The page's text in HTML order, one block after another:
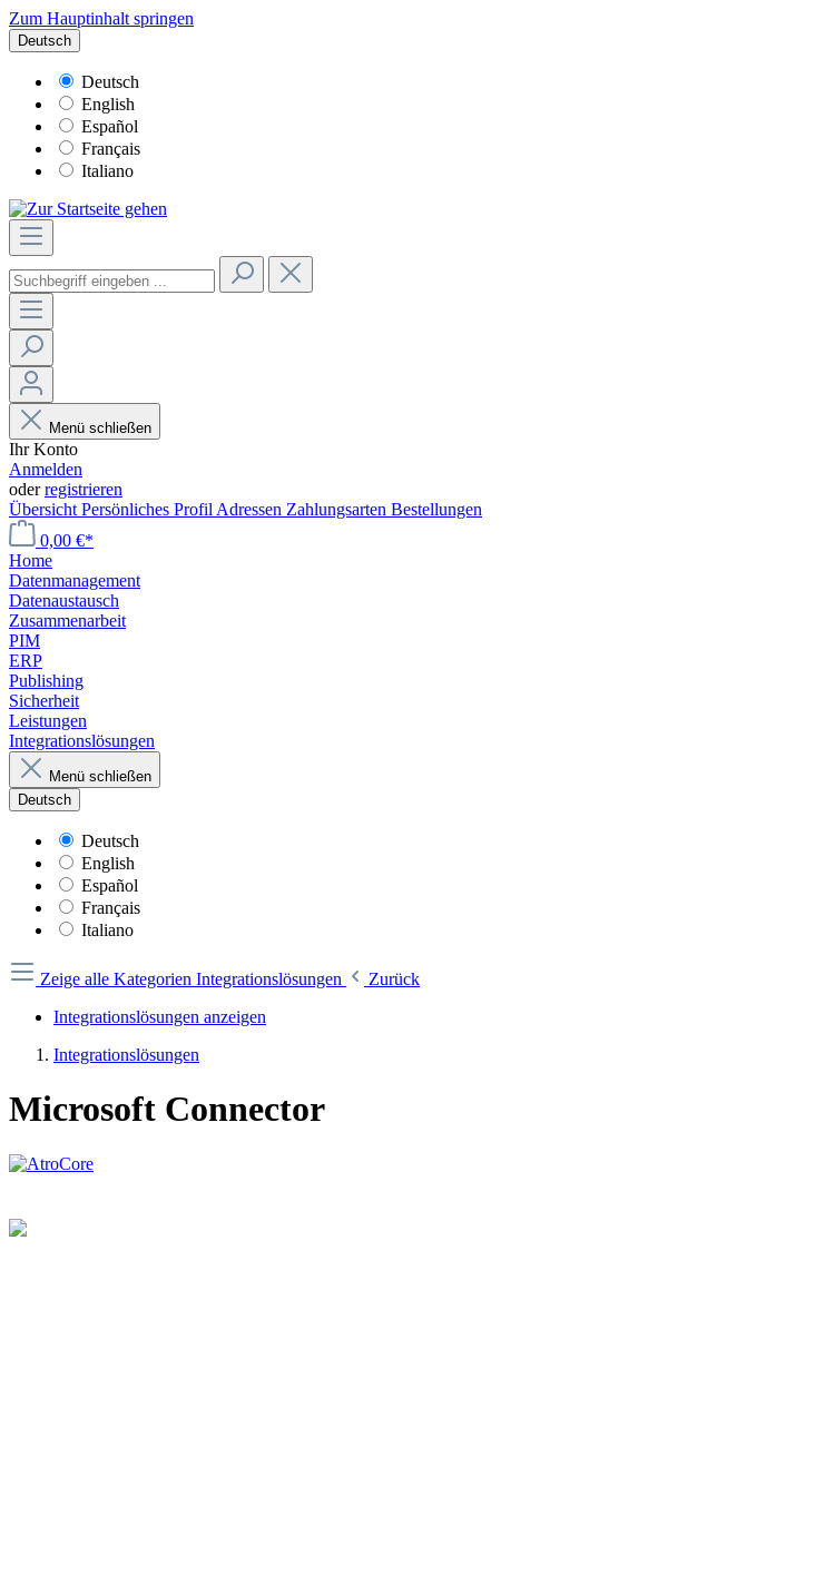
Zum Hauptinhalt springen
Deutsch
Deutsch
English
Español
Français
Italiano
Menü schließen
Ihr Konto
Anmelden
oderregistrieren
Übersicht Persönliches Profil Adressen Zahlungsarten Bestellungen
0,00 €*
Home
Datenmanagement
Daten­austausch
Zusammenarbeit
PIM
ERP
Publishing
Sicherheit
Leistungen
Integrationslösungen
Menü schließen
Deutsch
Deutsch
English
Español
Français
Italiano
Zeige alle Kategorien Integrationslösungen
Zurück
Integrationslösungen anzeigen
Integrationslösungen
Microsoft Connector